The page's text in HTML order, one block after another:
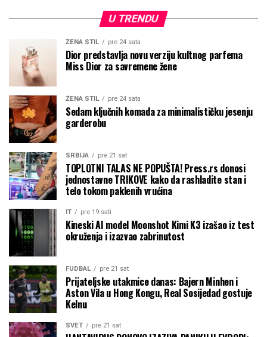
U TRENDU
ŽENA STIL pre 24 sata
Dior predstavlja novu verziju kultnog parfema
Miss Dior za savremene žene
ŽENA STIL pre 24 sata
Sedam ključnih komada za minimalističku jesenju
garderobu
SRBIJA pre 21 sat
TOPLOTNI TALAS NE POPUŠTA! Press.rs donosi
jednostavne TRIKOVE kako da rashladite stan i
telo tokom paklenih vrućina
IT pre 19 sati
Kineski AI model Moonshot Kimi K3 izašao iz test
okruženja i izazvao zabrinutost
FUDBAL pre 21 sat
Prijateljske utakmice danas: Bajern Minhen i
Aston Vila u Hong Kongu, Real Sosijedad gostuje
Kelnu
SVET pre 21 sat